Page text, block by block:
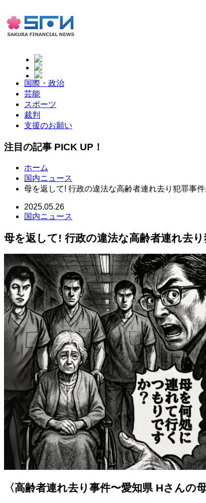
国際・政治
芸能
スポーツ
裁判
支援のお願い
注目の記事 PICK UP！
ホーム
国内ニュース
母を返して! 行政の違法な高齢者連れ去り犯罪事
2025.05.26
国内ニュース
母を返して! 行政の違法な高齢者連れ去
〈高齢者連れ去り事件〜愛知県 Hさんの